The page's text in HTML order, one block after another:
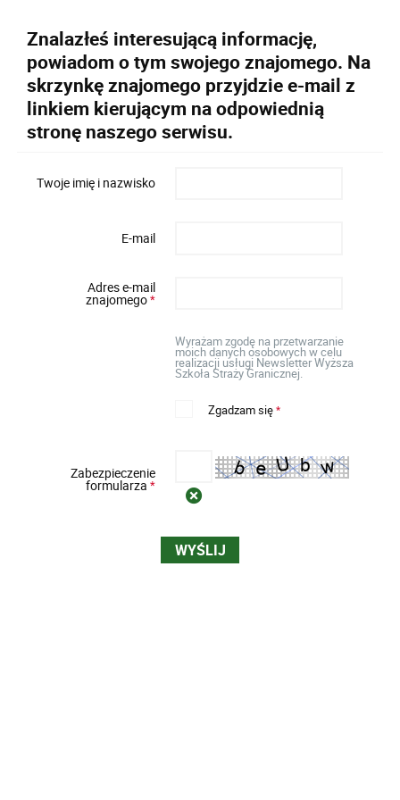
Znalazłeś interesującą informację,
powiadom o tym swojego znajomego. Na
skrzynkę znajomego przyjdzie e-mail z
linkiem kierującym na odpowiednią
stronę naszego serwisu.
Twoje imię i nazwisko
E-mail
Adres e-mail
znajomego*
Wyrażam zgodę na przetwarzanie
moich danych osobowych w celu
realizacji usługi Newsletter Wyższa
Szkoła Straży Granicznej.
Zgadzam się*
Zabezpieczenie
formularza*